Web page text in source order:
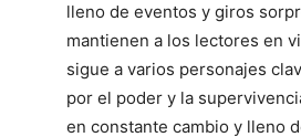
lleno de eventos y giros
mantienen a los lectores en
sigue a varios personajes
por el poder y la
en constante cambio y lleno